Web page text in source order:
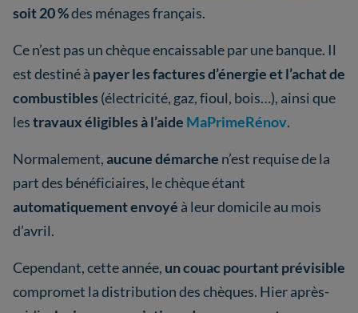
soit 20 %des ménages français.
Ce n’est pas un chèque encaissable par une banque. Il
est destiné à payer les factures d’énergie et l’achat de
combustibles (électricité, gaz, fioul, bois…), ainsi que
lestravaux éligibles à l’aide MaPrimeRénov.
Normalement,aucune démarche n’est requise de la
part des bénéficiaires, le chèque étant
automatiquement envoyé à leur domicile au mois
d’avril.
Cependant, cette année, un couac pourtant prévisible
compromet la distribution des chèques. Hier après-